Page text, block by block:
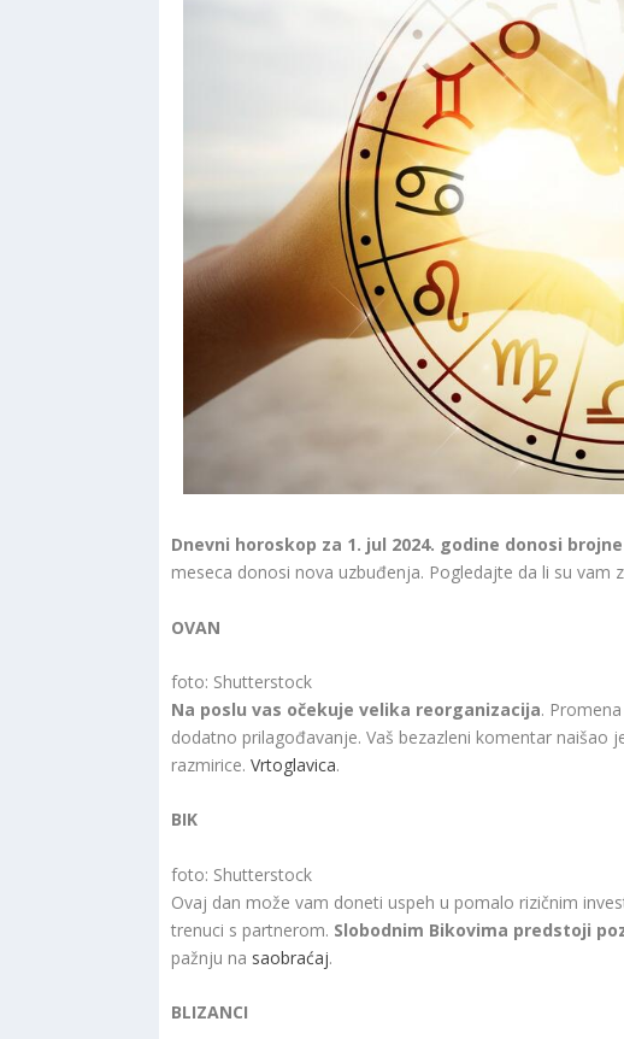
Dnevni horoskop za 1. jul 2024. godine donosi
meseca donosi nova uzbuđenja. Pogledajte da li su vam
OVAN
foto: Shutterstock
Na poslu vas očekuje velika reorganizacija.
dodatno prilagođavanje. Vaš bezazleni komentar
razmirice. Vrtoglavica.
BIK
foto: Shutterstock
Ovaj dan može vam doneti uspeh u pomalo rizičnim
trenuci s partnerom. Slobodnim Bikovima predstoji
pažnju na saobraćaj.
BLIZANCI